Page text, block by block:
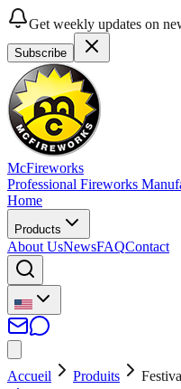
Get weekly updates on
Subscribe
McFireworks
Professional Fireworks
Home
Products
About UsNewsFAQContact
Accueil Produits